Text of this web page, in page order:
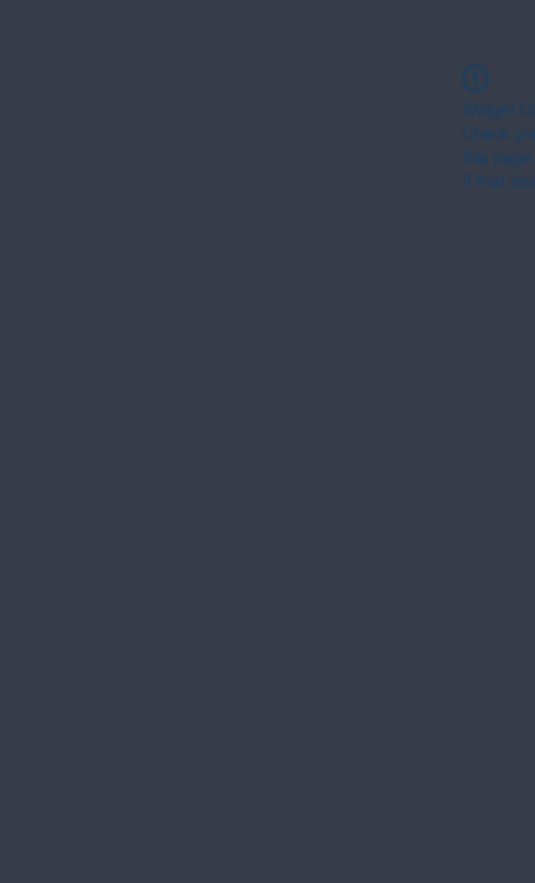
Widget
Check
this page.
If that